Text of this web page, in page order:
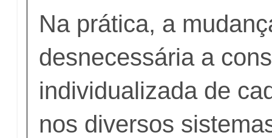
Na prática, a
desnecessária a
individualizada de
nos diversos